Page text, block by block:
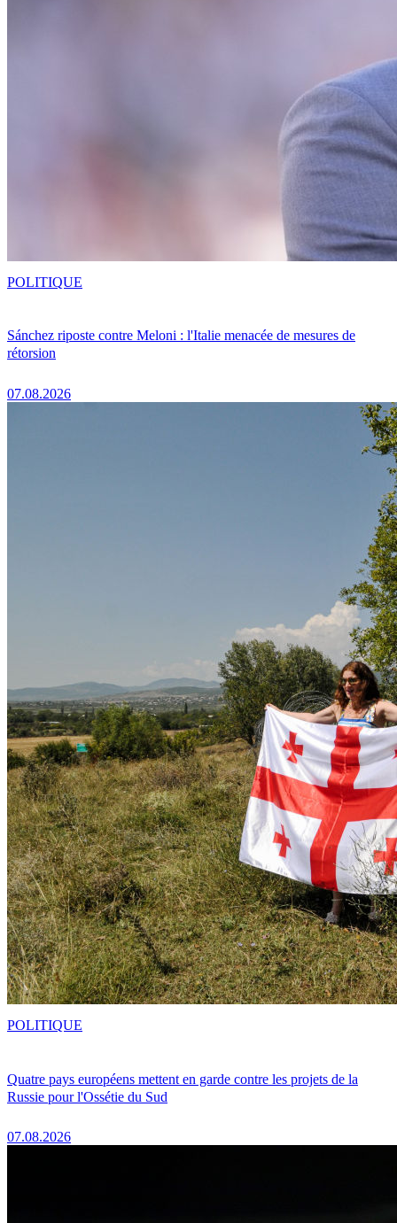
Sánchez riposte contre Meloni : l'Italie menacée de mesures de
rétorsion
07.08.2026
POLITIQUE
Quatre pays européens mettent en garde contre les projets de la
Russie pour l'Ossétie du Sud
07.08.2026
POLITIQUE